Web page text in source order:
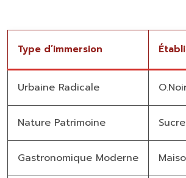
Type d’immersion
Urbaine Radicale
Nature Patrimoine
Gastronomique Moderne